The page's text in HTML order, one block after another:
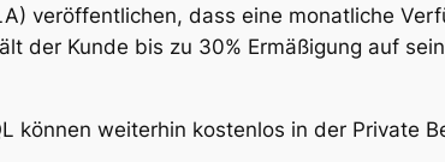
veröffentlichen, dass eine monatliche
der Kunde bis zu 30% Ermäßigung auf
können weiterhin kostenlos in der Private